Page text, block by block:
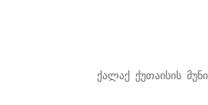
ქალაქ ქუთაისის